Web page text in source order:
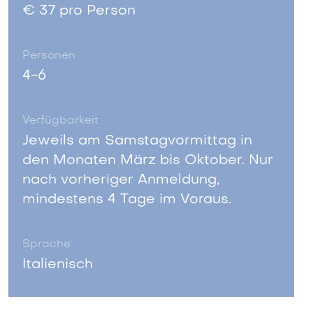
€ 37 pro Person
Personen
4-6
Verfügbarkeit
Jeweils am Samstagvormittag in
den Monaten März bis Oktober. Nur
nach vorheriger Anmeldung,
mindestens 4 Tage im Voraus.
Sprache
Italienisch